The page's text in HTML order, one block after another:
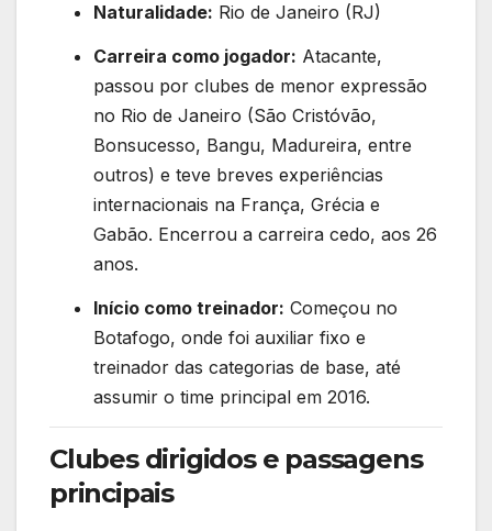
Naturalidade: Rio de Janeiro (RJ)
Carreira como jogador: Atacante,
passou por clubes de menor expressão
no Rio de Janeiro (São Cristóvão,
Bonsucesso, Bangu, Madureira, entre
outros) e teve breves experiências
internacionais na França, Grécia e
Gabão. Encerrou a carreira cedo, aos 26
anos.
Início como treinador: Começou no
Botafogo, onde foi auxiliar fixo e
treinador das categorias de base, até
assumir o time principal em 2016.
Clubes dirigidos e passagens
principais